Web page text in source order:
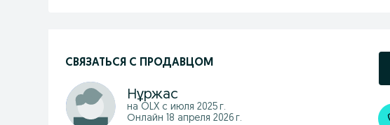
СВЯЗАТЬСЯ С ПРОДАВЦОМ
Нұржас
на OLX с июля 2025 г.
Онлайн 18 апреля 2026 г.